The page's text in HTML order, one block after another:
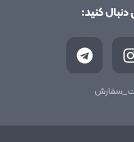
کنید:
I
n
t
g
T
e
r